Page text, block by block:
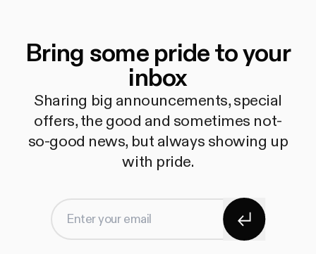
Bring some pride to your
inbox
Sharing big announcements, special
offers, the good and sometimes not-
so-good news, but always showing up
with pride.
Enter your email Subscribe